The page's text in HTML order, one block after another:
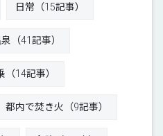
日常（15記事）
（41記事）
（14記事）
都内で焚き火（9記事）